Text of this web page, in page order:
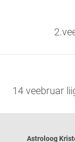
14 veebruar
Astroloog